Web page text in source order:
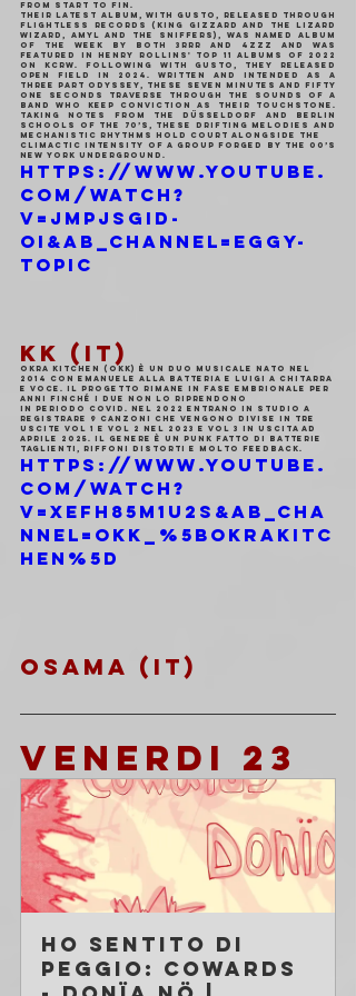
from start to fin.
Their latest album, With Gusto, released through
Flightless Records (King Gizzard and The Lizard
Wizard, Amyl and The Sniffers), was named Album
of the Week by both 3RRR and 4ZZZ and was
featured in Henry Rollins' top 11 albums of 2022
on KCRW. Following With Gusto, they released
Open Field in 2024. Written and intended as a
three part odyssey, these seven minutes and fifty
one seconds traverse through the sounds of a
band who keep conviction as their touchstone.
Taking notes from the Düsseldorf and Berlin
schools of the 70’s, these drifting melodies and
mechanistic rhythms hold court alongside the
climactic intensity of a group forged by the 00’s
New York underground.
https://www.youtube.
com/watch?
v=JmpjsgiD-
OI&ab_channel=Eggy-
Topic
KK (IT)
Okra Kitchen (OkK) è un duo musicale nato nel
2014 con Emanuele alla batteria e Luigi a chitarra
e voce. Il progetto rimane in fase embrionale per
anni finché i due non lo riprendono
in periodo COVID. Nel 2022 entrano in studio a
registrare 9 canzoni che vengono divise in tre
uscite VOL 1 e VOL 2 nel 2023 e VOL 3 in uscita ad
aprile 2025. Il genere è un punk fatto di batterie
taglienti, riffoni distorti e molto feedback.
https://www.youtube.
com/watch?
v=xefH85M1u2s&ab_cha
nnel=OkK_%5BOkraKitc
hen%5D
OSAMA (IT)
VENERDI 23
HO SENTITO DI
PEGGIO: Cowards